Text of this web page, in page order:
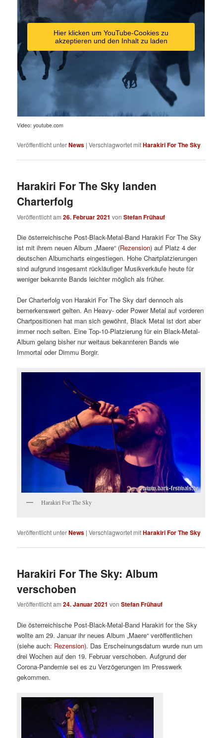
Hier klicken um YouTube-Cookies zu
akzeptieren und den Inhalt zu laden
Video: youtube.com
Veröffentlicht unterNews |Verschlagwortet mitHarakiri For The Sky
Harakiri For The Sky landen
Charterfolg
Veröffentlicht am26. Februar 2021 vonStefan Frühauf
Die österreichische Post-Black-Metal-Band Harakiri For The Sky
ist mit ihrem neuen Album „Maere“ (Rezension) auf Platz 4 der
deutschen Albumcharts eingestiegen. Hohe Chartplatzierungen
sind aufgrund insgesamt rückläufiger Musikverkäufe heute für
weniger bekannte Bands leichter möglich als früher.
Der Charterfolg von Harakiri For The Sky darf dennoch als
bemerkenswert gelten. An Heavy- oder Power Metal auf vorderen
Chartpositionen hat man sich gewöhnt, Black Metal ist dort aber
immer noch selten. Eine Top-10-Platzierung für ein Black-Metal-
Album gelang bisher nur weitaus bekannteren Bands wie
Immortal oder Dimmu Borgir.
Harakiri For The Sky
Veröffentlicht unterNews |Verschlagwortet mitHarakiri For The Sky
Harakiri For The Sky: Album
verschoben
Veröffentlicht am24. Januar 2021 vonStefan Frühauf
Die österreichische Post-Black-Metal-Band Harakiri for the Sky
wollte am 29. Januar ihr neues Album „Maere“ veröffentlichen
(siehe auch: Rezension). Das Erscheinungsdatum wurde nun um
drei Wochen auf den 19. Februar verschoben. Aufgrund der
Corona-Pandemie sei es zu Verzögerungen im Presswerk
gekommen.